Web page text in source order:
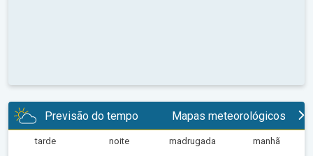
Previsão do tempo Mapas meteorológicos
tarde noite madrugada manhã